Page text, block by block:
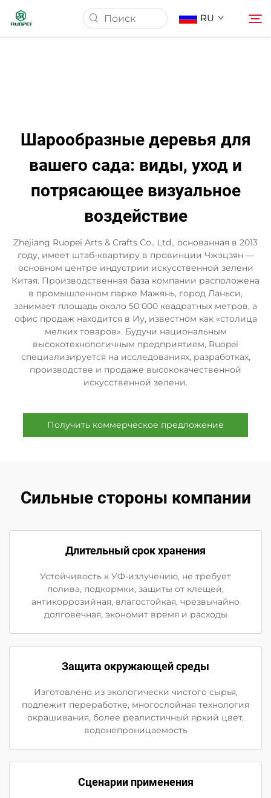
RU
Новости
Контакт
Шарообразные деревья для
вашего сада: виды, уход и
потрясающее визуальное
воздействие
Zhejiang Ruopei Arts & Crafts Co., Ltd., основанная в 2013
году, имеет штаб-квартиру в провинции Чжэцзян —
основном центре индустрии искусственной зелени
Китая. Производственная база компании расположена
в промышленном парке Мажянь, город Ланьси,
занимает площадь около 50 000 квадратных метров, а
офис продаж находится в Иу, известном как «столица
мелких товаров». Будучи национальным
высокотехнологичным предприятием, Ruopei
специализируется на исследованиях, разработках,
производстве и продаже высококачественной
искусственной зелени.
Получить коммерческое предложение
Сильные стороны компании
Длительный срок хранения
Устойчивость к УФ-излучению, не требует
полива, подкормки, защиты от клещей,
антикоррозийная, влагостойкая, чрезвычайно
долговечная, экономит время и расходы
Защита окружающей среды
Изготовлено из экологически чистого сырья,
подлежит переработке, многослойная технология
окрашивания, более реалистичный яркий цвет,
водонепроницаемость
Сценарии применения